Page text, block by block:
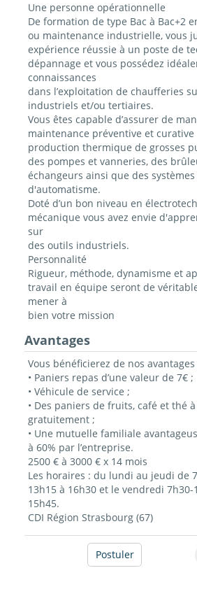
Une personne opérationnelle
De formation de type Bac à Bac+2
ou maintenance industrielle, vous
expérience réussie à un poste de
dépannage et vous possédez
connaissances
dans l’exploitation de chaufferies
industriels et/ou tertiaires.
Vous êtes capable d’assurer de
maintenance préventive et
production thermique de grosses
des pompes et vanneries, des
échangeurs ainsi que des
d'automatisme.
Doté d’un bon niveau en
mécanique vous avez envie
sur
des outils industriels.
Personnalité
Rigueur, méthode, dynamisme et
travail en équipe seront de
mener à
bien votre mission
Avantages
Vous bénéficierez de nos avantages
• Paniers repas d’une valeur de 7€ ;
• Véhicule de service ;
• Des paniers de fruits, café et thé
gratuitement ;
• Une mutuelle familiale
à 60% par l’entreprise.
2500 € à 3000 € x 14 mois
Les horaires : du lundi au jeudi de
13h15 à 16h30 et le vendredi
15h45.
CDI Région Strasbourg (67)
Postuler